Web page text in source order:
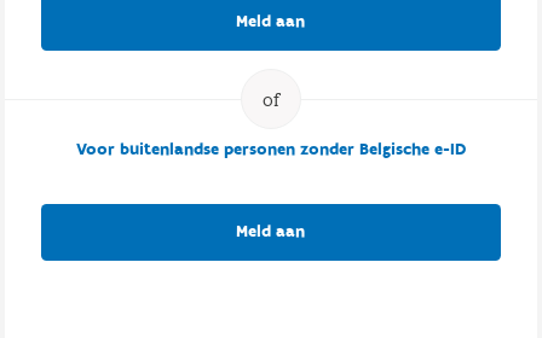
Meld aan
Voor buitenlandse personen zonder Belgische e-ID
Meld aan